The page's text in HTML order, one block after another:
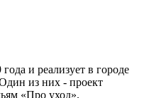
и реализует в городе
из них - проект
«Про уход».